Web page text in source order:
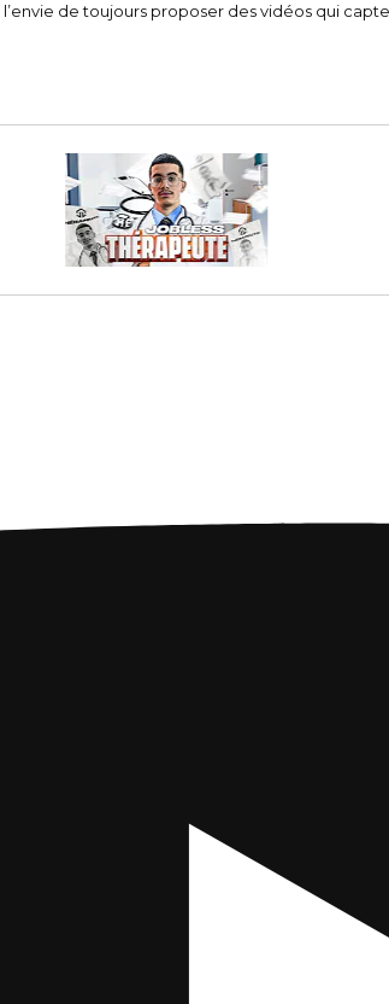
l’envie de toujours proposer des vidéos qui